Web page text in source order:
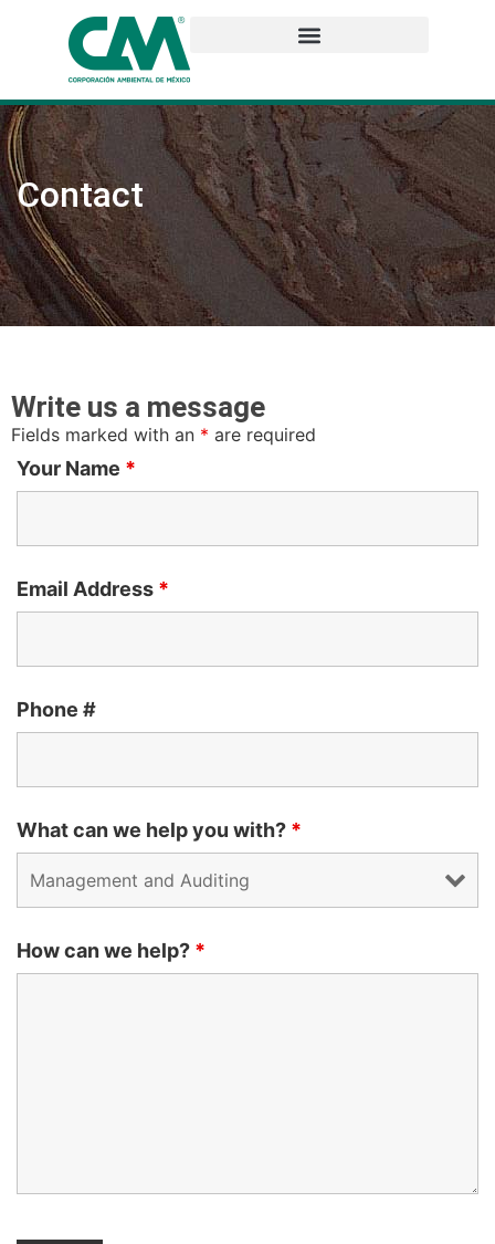
Contact
Write us a message
Fields marked with an * are required
Your Name *
Email Address *
Phone #
What can we help you with? *
How can we help? *